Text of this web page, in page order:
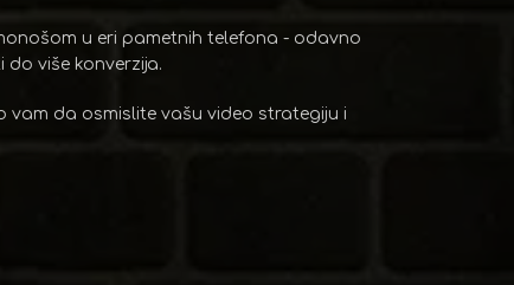
u eri pametnih telefona - odavno
više konverzija.
vam da osmislite vašu video strategiju i